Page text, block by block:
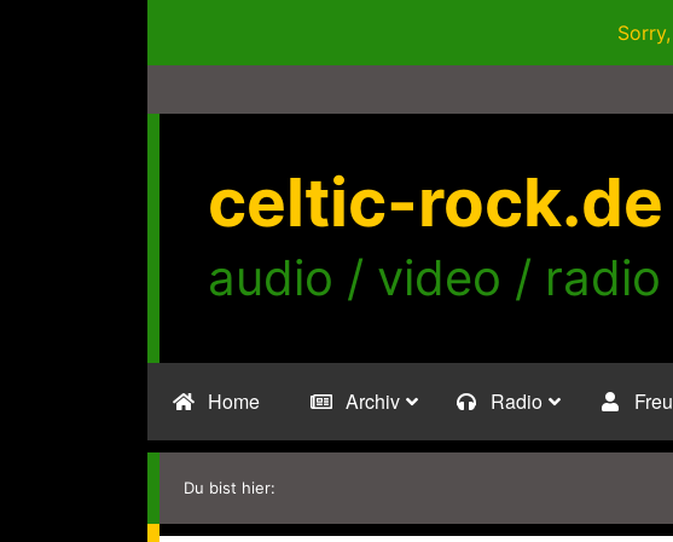
celtic-rock.de
audio / video /
Home Archiv Radio
Du bist hier: